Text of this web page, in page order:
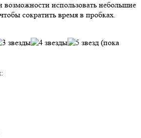
возможности использовать небольшие
сократить время в пробках.
(пока